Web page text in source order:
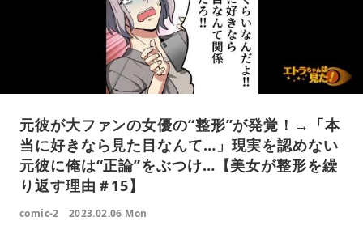
元彼が大ファンの女優の“整形”が発覚！→「本
当に好きなら見た目なんて…」現実を認めない
元彼に俺は“正論”をぶつけ…【美女が整形を繰
り返す理由＃15】
comic-2 2023.02.06 Mon